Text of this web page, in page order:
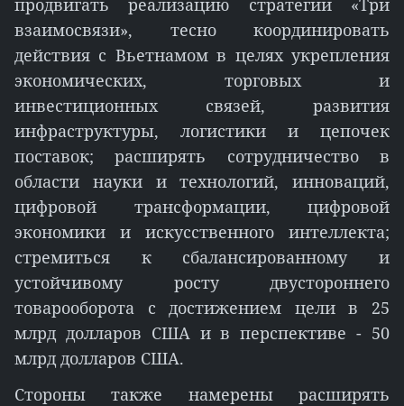
продвигать реализацию стратегии «Три
взаимосвязи», тесно координировать
действия с Вьетнамом в целях укрепления
экономических, торговых и
инвестиционных связей, развития
инфраструктуры, логистики и цепочек
поставок; расширять сотрудничество в
области науки и технологий, инноваций,
цифровой трансформации, цифровой
экономики и искусственного интеллекта;
стремиться к сбалансированному и
устойчивому росту двустороннего
товарооборота с достижением цели в 25
млрд долларов США и в перспективе - 50
млрд долларов США.
Стороны также намерены расширять